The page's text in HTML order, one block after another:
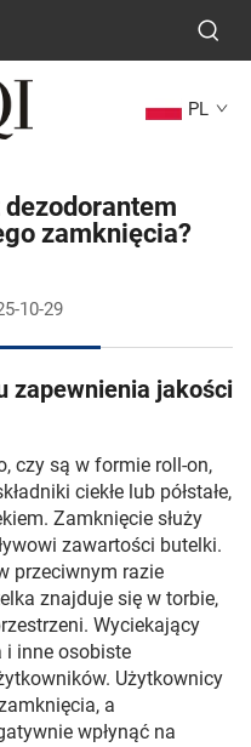
PL
zamknięcia?
10-29
zapewnienia jakości
czy są w formie roll-on,
ciekłe lub półstałe,
Zamknięcie służy
zawartości butelki.
przeciwnym razie
znajduje się w torbie,
Wyciekający
i inne osobiste
Użytkownicy
a
wpłynąć na